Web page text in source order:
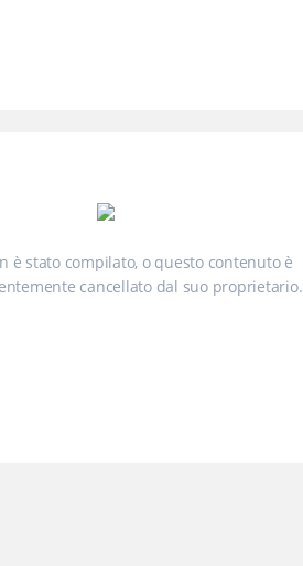
è stato compilato, o questo contenuto è
cancellato dal suo proprietario.